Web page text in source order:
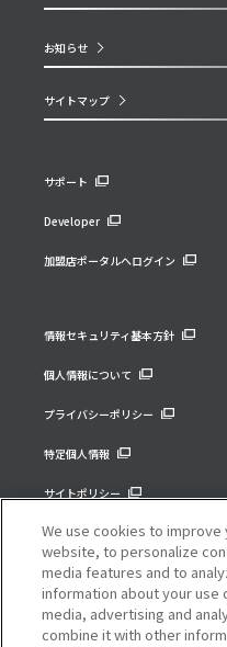
お知らせ
サイトマップ
サポート
Developer
加盟店ポータルへログイン
情報セキュリティ基本方針
個人情報について
プライバシーポリシー
特定個人情報
サイトポリシー
コーポレートサイト
We use cookies to
website, to personalize
media features and to
information about your
media, advertising and
combine it with other